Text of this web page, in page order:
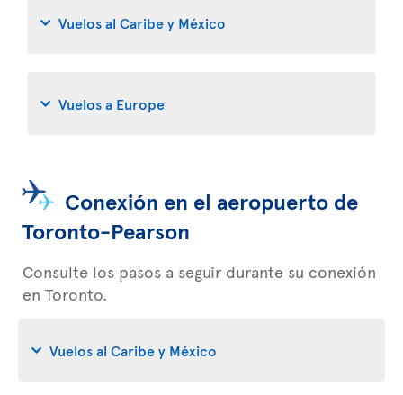
Vuelos al Caribe y México
Vuelos a Europe
Conexión en el aeropuerto de
Toronto-Pearson
Consulte los pasos a seguir durante su conexión
en Toronto.
Vuelos al Caribe y México